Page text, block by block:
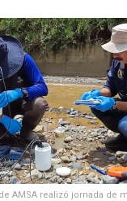
AMSA realizó jornada de